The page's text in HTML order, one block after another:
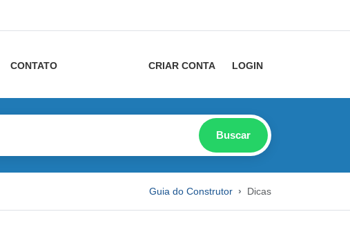
CONTATO CRIAR CONTA LOGIN
Buscar
Guia do Construtor Dicas